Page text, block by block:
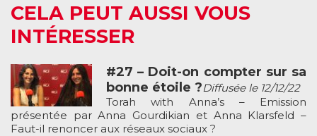
CELA PEUT AUSSI VOUS
INTÉRESSER
#27 – Doit-on compter sur sa
bonne étoile ?Diffusée le 12/12/22
Torah with Anna’s – Emission
présentée par Anna Gourdikian et Anna Klarsfeld –
Faut-il renoncer aux réseaux sociaux ?